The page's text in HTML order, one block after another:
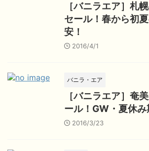
［バニラエア］札
セール！春から初
安！
2016/4/1
バニラ・エア
［バニラエア］奄
ール！GW・夏休
2016/3/23